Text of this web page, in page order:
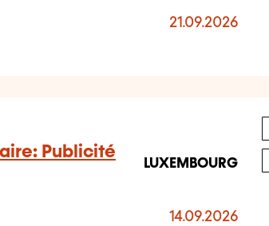
21.09.2026
Publicité
LUXEMBOURG
14.09.2026